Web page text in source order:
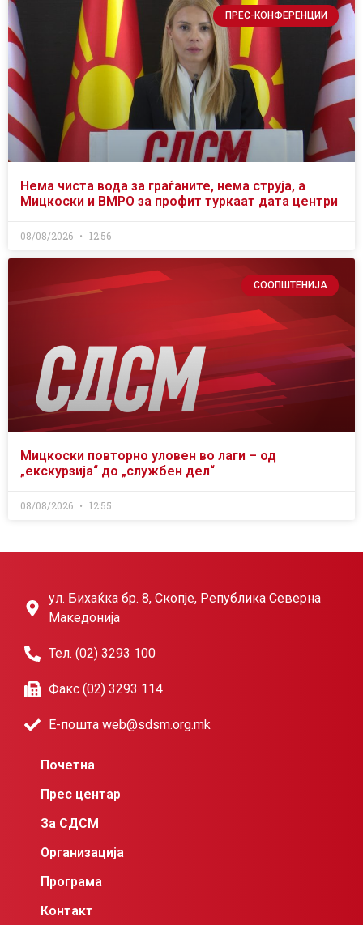
ПРЕС-КОНФЕРЕНЦИИ
Нема чиста вода за граѓаните, нема струја, а
Мицкоски и ВМРО за профит туркаат дата центри
08/08/2026 12:56
СООПШТЕНИЈА
Мицкоски повторно уловен во лаги – од
„екскурзија“ до „службен дел“
08/08/2026 12:55
ул. Бихаќка бр. 8, Скопје, Република Северна
Македонија
Тел. (02) 3293 100
Факс (02) 3293 114
Е-пошта web@sdsm.org.mk
Почетна
Прес центар
За СДСМ
Организација
Програма
Контакт